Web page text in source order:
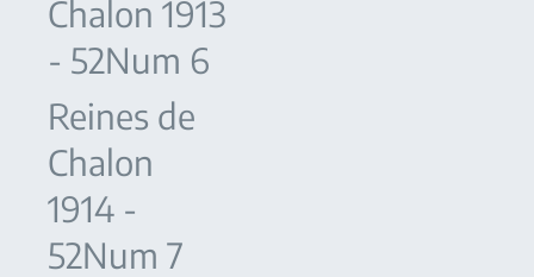
Chalon 1913
- 52Num 6
Reines de
Chalon
1914 -
52Num 7